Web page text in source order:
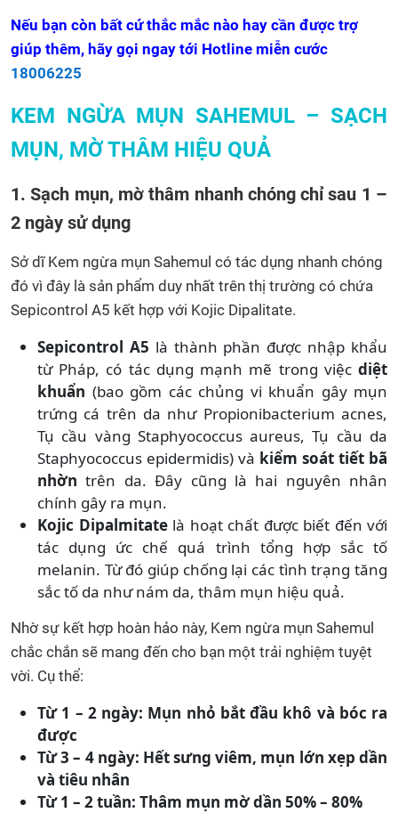
Nếu bạn còn bất cứ thắc mắc nào hay cần được trợ
giúp thêm, hãy gọi ngay tới Hotline miễn cước
18006225
KEM NGỪA MỤN SAHEMUL – SẠCH
MỤN, MỜ THÂM HIỆU QUẢ
1. Sạch mụn, mờ thâm nhanh chóng chỉ sau 1 –
2 ngày sử dụng
Sở dĩ Kem ngừa mụn Sahemul có tác dụng nhanh chóng
đó vì đây là sản phẩm duy nhất trên thị trường có chứa
Sepicontrol A5 kết hợp với Kojic Dipalitate.
Sepicontrol A5 là thành phần được nhập khẩu
từ Pháp, có tác dụng mạnh mẽ trong việc diệt
khuẩn (bao gồm các chủng vi khuẩn gây mụn
trứng cá trên da như Propionibacterium acnes,
Tụ cầu vàng Staphyococcus aureus, Tụ cầu da
Staphyococcus epidermidis) và kiểm soát tiết bã
nhờn trên da. Đây cũng là hai nguyên nhân
chính gây ra mụn.
Kojic Dipalmitatelà hoạt chất được biết đến với
tác dụng ức chế quá trình tổng hợp sắc tố
melanin. Từ đó giúp chống lại các tình trạng tăng
sắc tố da như nám da, thâm mụn hiệu quả.
Nhờ sự kết hợp hoàn hảo này, Kem ngừa mụn Sahemul
chắc chắn sẽ mang đến cho bạn một trải nghiệm tuyệt
vời. Cụ thể:
Từ 1 – 2 ngày: Mụn nhỏ bắt đầu khô và bóc ra
được
Từ 3 – 4 ngày: Hết sưng viêm, mụn lớn xẹp dần
và tiêu nhân
Từ 1 – 2 tuần: Thâm mụn mờ dần 50% – 80%